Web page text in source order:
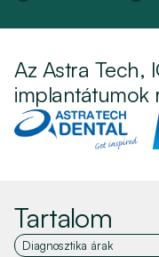
Az Astra Tech,
implantátumok
Tartalom
Diagnosztika árak